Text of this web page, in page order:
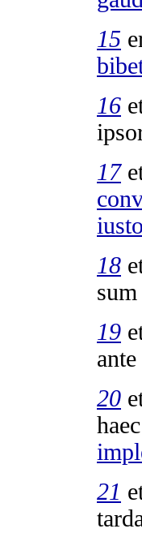
15
16
17
18
sum
19
ante
20
haec
21